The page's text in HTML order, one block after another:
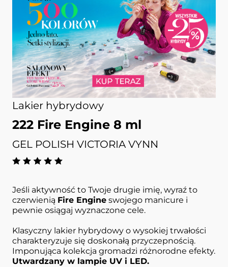
Lakier hybrydowy
222 Fire Engine 8 ml
GEL POLISH VICTORIA VYNN
Jeśli aktywność to Twoje drugie imię, wyraź to
czerwienią Fire Engine swojego manicure i
pewnie osiągaj wyznaczone cele.
Klasyczny lakier hybrydowy o wysokiej trwałości
charakteryzuje się doskonałą przyczepnością.
Imponująca kolekcja gromadzi różnorodne efekty.
Utwardzany w lampie UV i LED.